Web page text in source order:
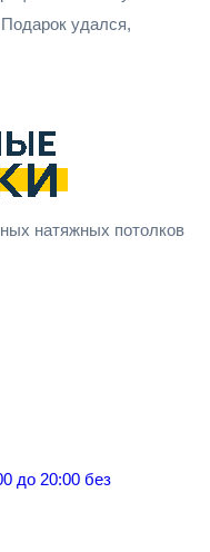
удался,
натяжных потолков
до 20:00 без